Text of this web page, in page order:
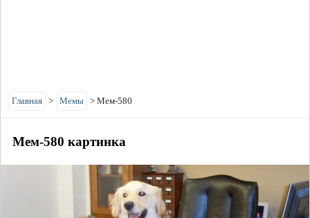
Главная > Мемы > Мем-580
Мем-580 картинка